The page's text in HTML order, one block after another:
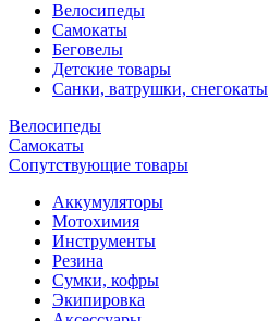
Велосипеды
Самокаты
Беговелы
Детские товары
Санки, ватрушки, снегокаты
Велосипеды
Самокаты
Сопутствующие товары
Аккумуляторы
Мотохимия
Инструменты
Резина
Сумки, кофры
Экипировка